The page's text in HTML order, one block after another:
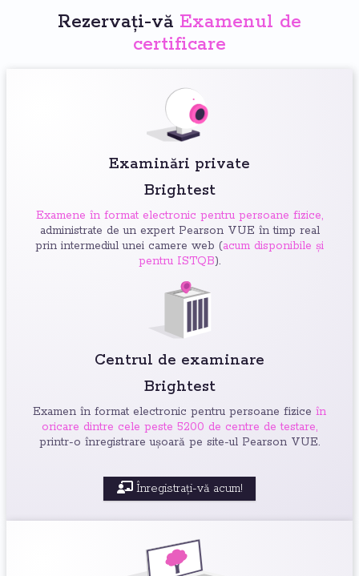
Rezervați-vă Examenul de
certificare
Examinări private
Brightest
Examene în format electronic pentru persoane fizice,
administrate de un expert Pearson VUE în timp real
prin intermediul unei camere web (acum disponibile și
pentru ISTQB).
Centrul de examinare
Brightest
Examen în format electronic pentru persoane fizice în
oricare dintre cele peste 5200 de centre de testare,
printr-o înregistrare ușoară pe site-ul Pearson VUE.
Înregistrați-vă acum!